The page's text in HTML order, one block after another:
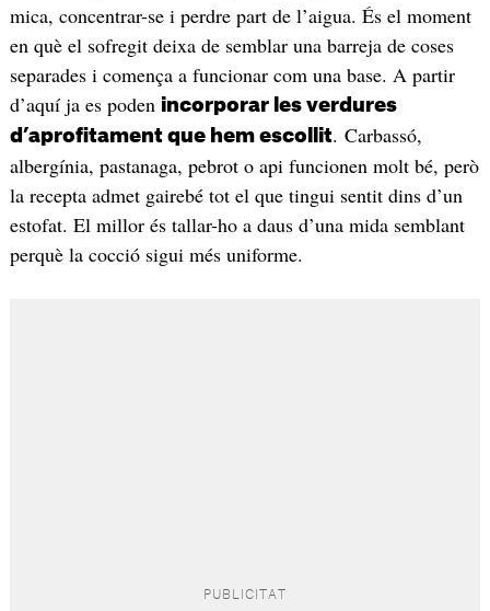
mica, concentrar-se i perdre part de l’aigua. És el moment
en què el sofregit deixa de semblar una barreja de coses
separades i comença a funcionar com una base. A partir
d’aquí ja es poden incorporar les verdures
d’aprofitament que hem escollit. Carbassó,
albergínia, pastanaga, pebrot o api funcionen molt bé, però
la recepta admet gairebé tot el que tingui sentit dins d’un
estofat. El millor és tallar-ho a daus d’una mida semblant
perquè la cocció sigui més uniforme.